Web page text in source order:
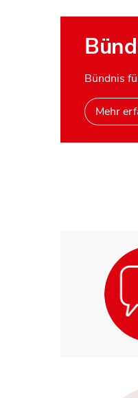
Bündnis
Mehr